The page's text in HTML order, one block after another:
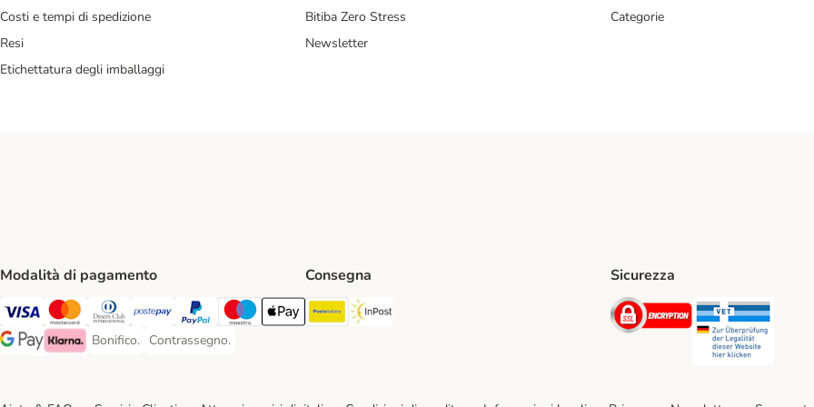
Costi e tempi di spedizione
Resi
Etichettatura degli imballaggi
Bitiba Zero Stress
Newsletter
Categorie
Modalità di pagamento
Visa. Payment Method
Mastercard. Payment Method
Diners Club. Payment Method
Postepay. Payment Method
PayPal. Payment Method
Maestro. Payment Method
Apple pay. Payment Method
Google Pay Payment Method
Klarna Payment Method
Bonifico.
Bonifico. Payment Method
Contrassegno.
Contrassegno. Payment Method
Consegna
Poste Italiane. Shipping Method
Sicurezza
Security